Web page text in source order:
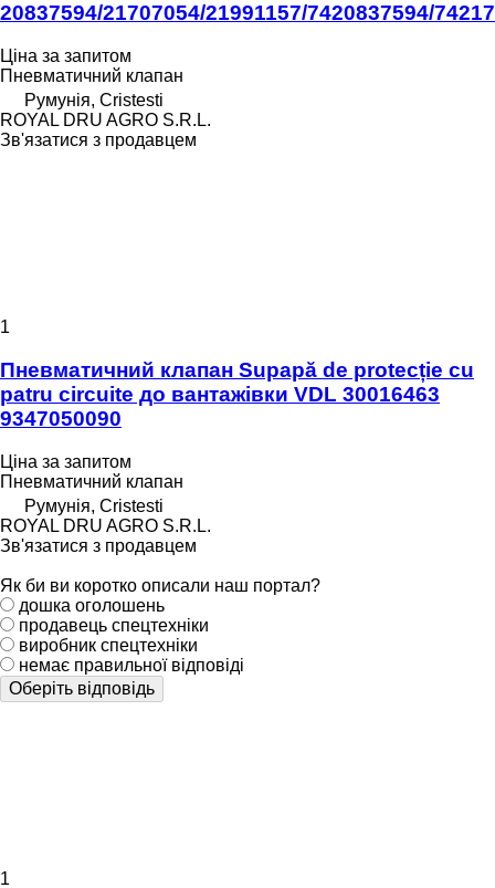
20837594/21707054/21991157/7420837594/
Ціна за запитом
Пневматичний клапан
Румунія, Cristesti
ROYAL DRU AGRO S.R.L.
Зв'язатися з продавцем
1
Пневматичний клапан Supapă de protecție cu
patru circuite до вантажівки VDL 30016463
9347050090
Ціна за запитом
Пневматичний клапан
Румунія, Cristesti
ROYAL DRU AGRO S.R.L.
Зв'язатися з продавцем
Як би ви коротко описали наш портал?
дошка оголошень
продавець спецтехніки
виробник спецтехніки
немає правильної відповіді
Оберіть відповідь
1